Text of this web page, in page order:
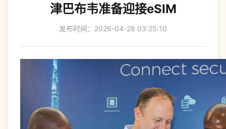
津巴布韦准备迎接eSIM
发布时间：2026-04-28 03:25:10